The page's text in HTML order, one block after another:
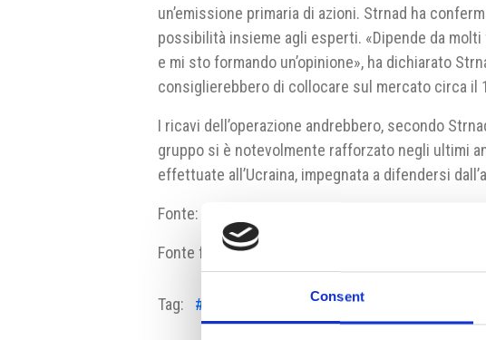
Consent
un’emissione primaria di azioni. Strnad ha
possibilità insieme agli esperti. «Dipende da
e mi sto formando un’opinione», ha dichiarato
consiglierebbero di collocare sul mercato circa il
I ricavi dell’operazione andrebbero, secondo
gruppo si è notevolmente rafforzato negli ultimi
effettuate all’Ucraina, impegnata a difendersi
Fonte:
Fonte fotografia: Wikimedia
Tag: #borsa #CzechoslovakGroup